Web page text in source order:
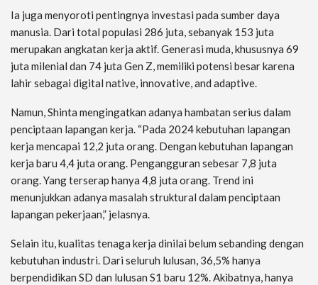
Ia juga menyoroti pentingnya investasi pada sumber daya
manusia. Dari total populasi 286 juta, sebanyak 153 juta
merupakan angkatan kerja aktif. Generasi muda, khususnya 69
juta milenial dan 74 juta Gen Z, memiliki potensi besar karena
lahir sebagai digital native, innovative, and adaptive.
Namun, Shinta mengingatkan adanya hambatan serius dalam
penciptaan lapangan kerja. “Pada 2024 kebutuhan lapangan
kerja mencapai 12,2 juta orang. Dengan kebutuhan lapangan
kerja baru 4,4 juta orang. Pengangguran sebesar 7,8 juta
orang. Yang terserap hanya 4,8 juta orang. Trend ini
menunjukkan adanya masalah struktural dalam penciptaan
lapangan pekerjaan,” jelasnya.
Selain itu, kualitas tenaga kerja dinilai belum sebanding dengan
kebutuhan industri. Dari seluruh lulusan, 36,5% hanya
berpendidikan SD dan lulusan S1 baru 12%. Akibatnya, hanya